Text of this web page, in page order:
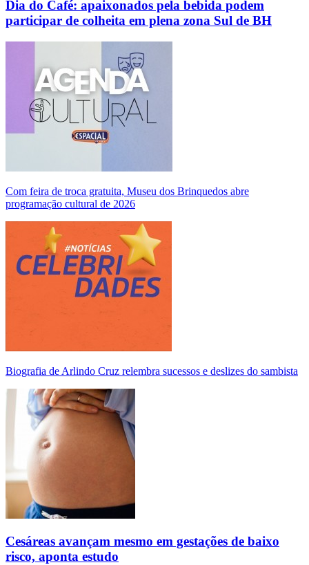
Dia do Café: apaixonados pela bebida podem
participar de colheita em plena zona Sul de BH
Com feira de troca gratuita, Museu dos Brinquedos abre
programação cultural de 2026
Biografia de Arlindo Cruz relembra sucessos e deslizes do sambista
Cesáreas avançam mesmo em gestações de baixo
risco, aponta estudo